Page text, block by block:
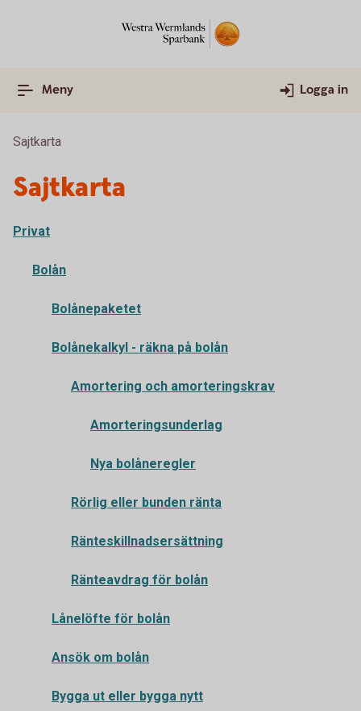
Meny Logga in
Sajtkarta
Sajtkarta
Privat
Bolån
Bolånepaketet
Bolånekalkyl - räkna på bolån
Amortering och amorteringskrav
Amorteringsunderlag
Nya bolåneregler
Rörlig eller bunden ränta
Ränteskillnadsersättning
Ränteavdrag för bolån
Lånelöfte för bolån
Ansök om bolån
Bygga ut eller bygga nytt